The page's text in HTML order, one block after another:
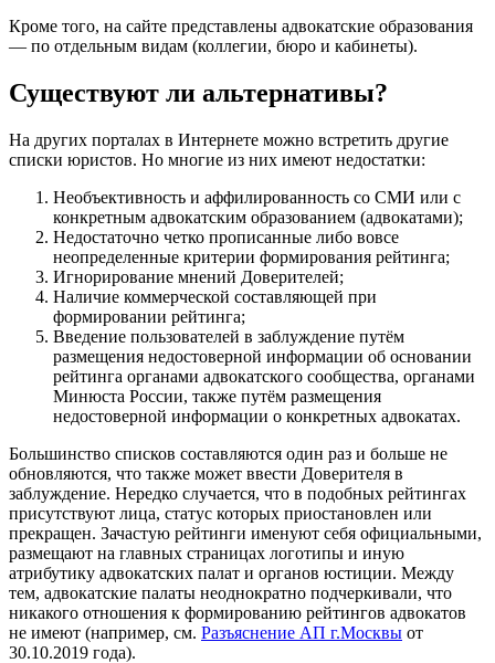
Кроме того, на сайте представлены адвокатские образования
— по отдельным видам (коллегии, бюро и кабинеты).
Существуют ли альтернативы?
На других порталах в Интернете можно встретить другие
списки юристов. Но многие из них имеют недостатки:
Необъективность и аффилированность со СМИ или с
конкретным адвокатским образованием (адвокатами);
Недостаточно четко прописанные либо вовсе
неопределенные критерии формирования рейтинга;
Игнорирование мнений Доверителей;
Наличие коммерческой составляющей при
формировании рейтинга;
Введение пользователей в заблуждение путём
размещения недостоверной информации об основании
рейтинга органами адвокатского сообщества, органами
Минюста России, также путём размещения
недостоверной информации о конкретных адвокатах.
Большинство списков составляются один раз и больше не
обновляются, что также может ввести Доверителя в
заблуждение. Нередко случается, что в подобных рейтингах
присутствуют лица, статус которых приостановлен или
прекращен. Зачастую рейтинги именуют себя официальными,
размещают на главных страницах логотипы и иную
атрибутику адвокатских палат и органов юстиции. Между
тем, адвокатские палаты неоднократно подчеркивали, что
никакого отношения к формированию рейтингов адвокатов
не имеют (например, см. Разъяснение АП г.Москвы от
30.10.2019 года).